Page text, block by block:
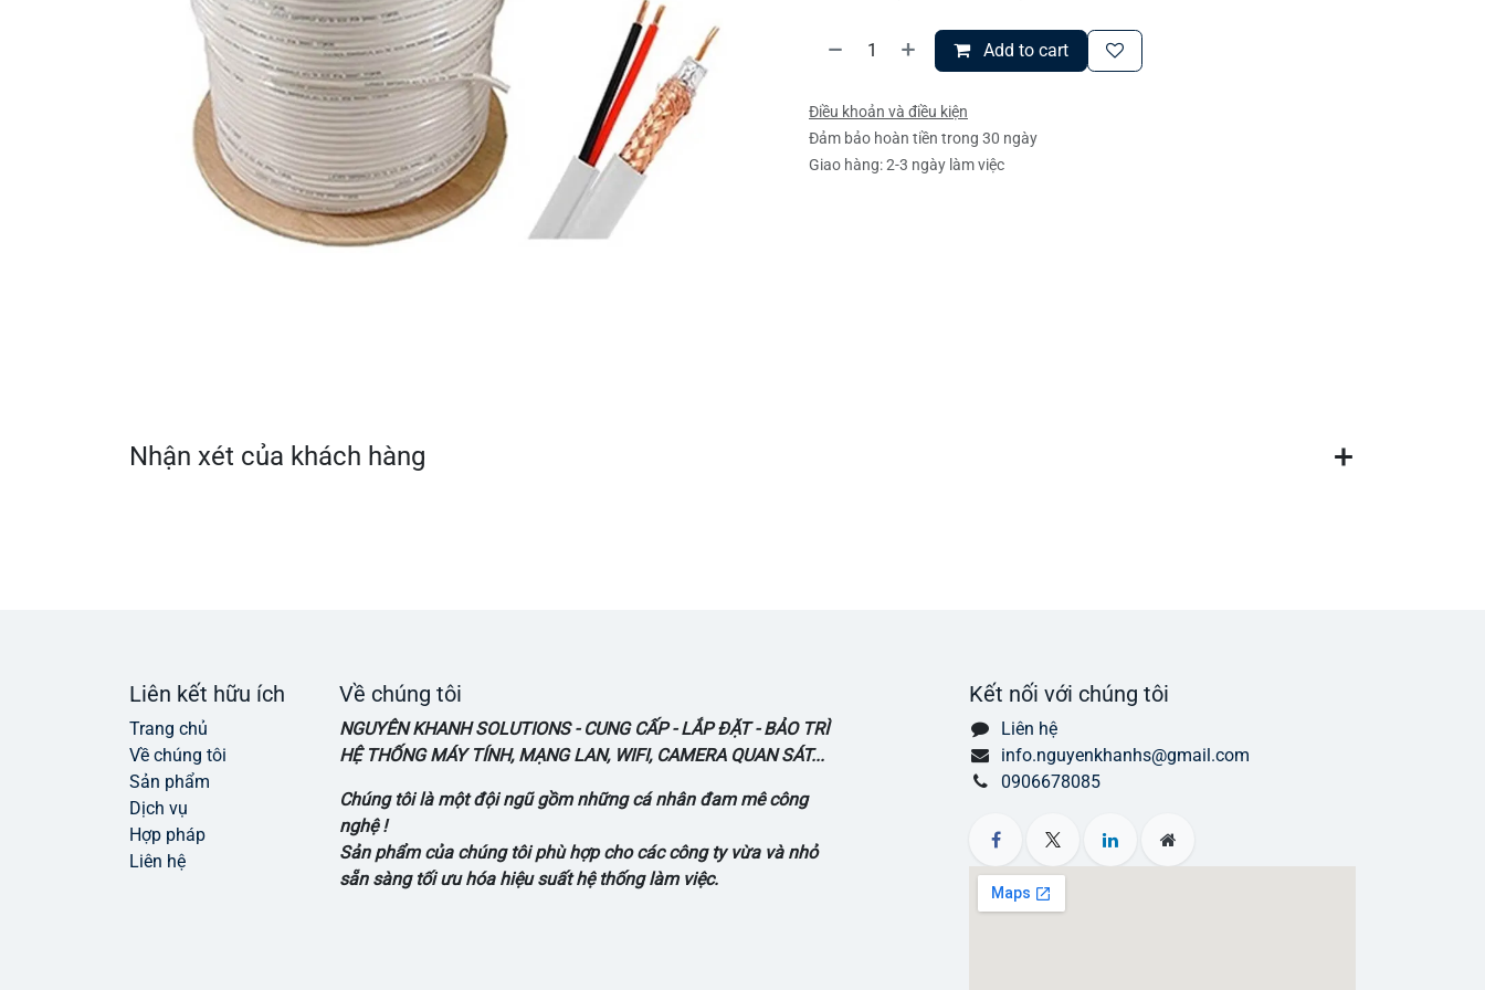
Add to cart
Điều khoản và điều kiện
Đảm bảo hoàn tiền trong 30 ngày
Giao hàng: 2-3 ngày làm việc
Nhận xét của khách hàng
Liên kết hữu ích
Trang chủ
Về chúng tôi
Sản phẩm
Dịch vụ
Hợp pháp
Liên hệ
Về chúng tôi
NGUYÊN KHANH SOLUTIONS - CUNG CẤP - LẮP ĐẶT - BẢO TRÌ
HỆ THỐNG MÁY TÍNH, MẠNG LAN, WIFI, CAMERA QUAN SÁT...
Chúng tôi là một đội ngũ gồm những cá nhân đam mê công
nghệ !
Sản phẩm của chúng tôi phù hợp cho các công ty vừa và nhỏ
sẵn sàng tối ưu hóa hiệu suất hệ thống làm việc.
Kết nối với chúng tôi
Liên hệ
info.nguyenkhanhs@gmail.com
0906678085